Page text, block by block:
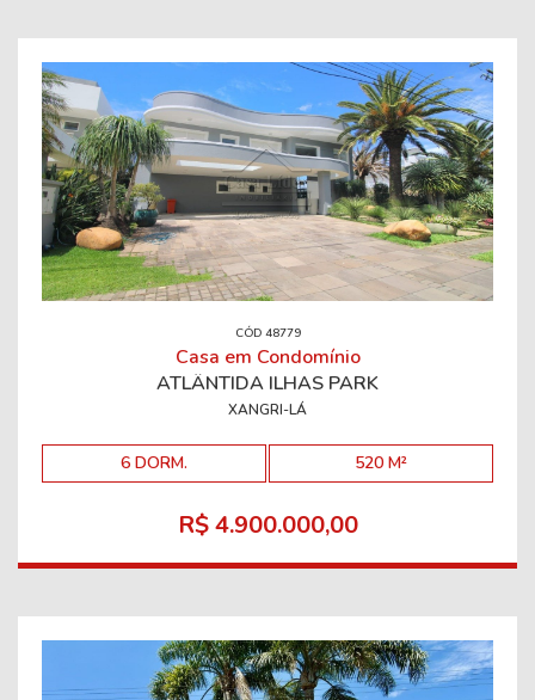
CÓD 48779
Casa em Condomínio
ATLÂNTIDA ILHAS PARK
XANGRI-LÁ
6 DORM. 520 M²
R$ 4.900.000,00